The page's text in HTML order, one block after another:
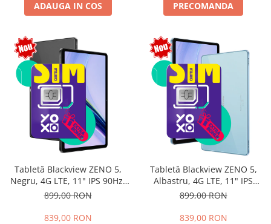
ADAUGA IN COS PRECOMANDA
Tabletă Blackview ZENO 5,
Negru, 4G LTE, 11" IPS 90Hz,
12GB RAM (3GB + 9GB
16, Unisoc T7250, 8300mAh,
899,00 RON
839,00 RON
Tabletă Blackview ZENO 5,
Albastru, 4G LTE, 11" IPS
90Hz, 12GB RAM (3GB + 9GB
16, Unisoc T7250, 8300mAh,
899,00 RON
839,00 RON